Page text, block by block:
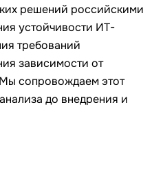
решений российскими
устойчивости ИТ-
требований
зависимости от
сопровождаем этот
до внедрения и